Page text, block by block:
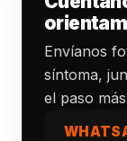
Envíanos
síntoma,
el paso